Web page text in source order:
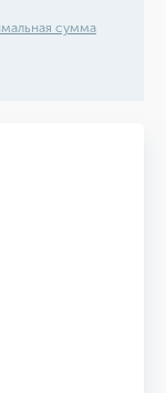
сумма